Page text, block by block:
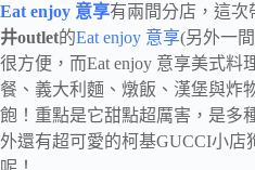
Eat enjoy 意享有兩間分店，這次
井outlet的Eat enjoy 意享(另外一
很方便，而Eat enjoy 意享美式料
餐、義大利麵、燉飯、漢堡與炸
飽！重點是它甜點超厲害，是多
外還有超可愛的柯基GUCCI小店